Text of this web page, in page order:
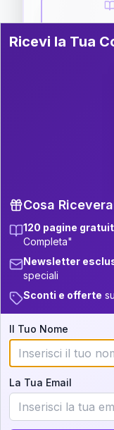
Il libro è in
Cosa
💕 Come
Ricevi la Tua
Ricevi la Tua
Cosa
120 pagine
Completa"
Newsletter
speciali
Sconti e offerte
Il Tuo Nome
La Tua Email